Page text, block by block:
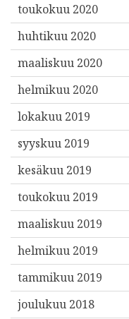
toukokuu 2020
huhtikuu 2020
maaliskuu 2020
helmikuu 2020
lokakuu 2019
syyskuu 2019
kesäkuu 2019
toukokuu 2019
maaliskuu 2019
helmikuu 2019
tammikuu 2019
joulukuu 2018